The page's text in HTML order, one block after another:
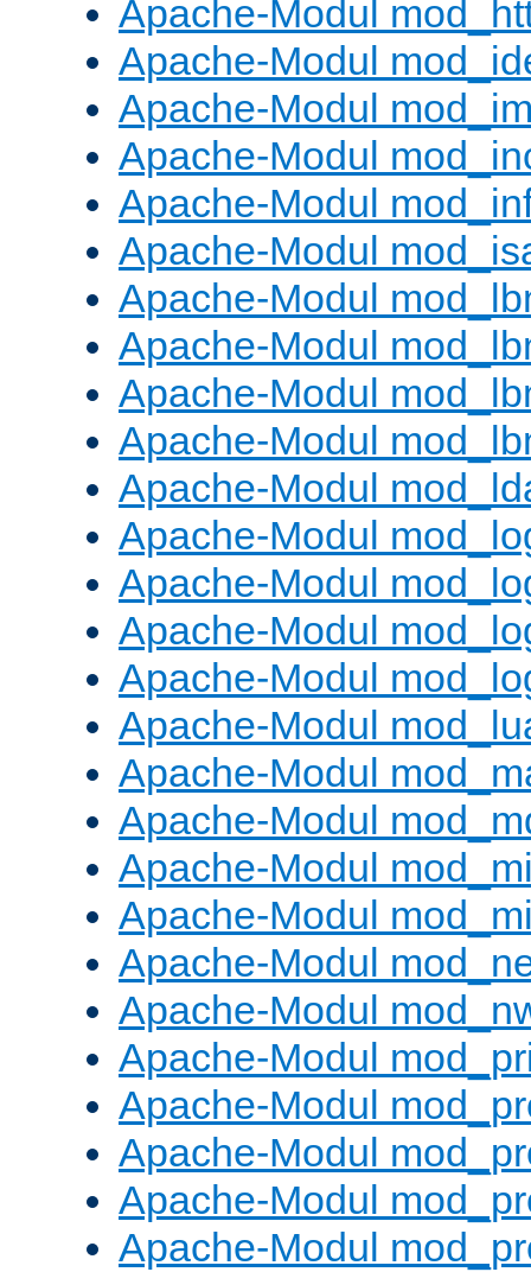
Apache-Modul
Apache-Modul
Apache-Modul
Apache-Modul
Apache-Modul
Apache-Modul
Apache-Modul
Apache-Modul
Apache-Modul
Apache-Modul
Apache-Modul
Apache-Modul
Apache-Modul
Apache-Modul
Apache-Modul
Apache-Modul
Apache-Modul
Apache-Modul
Apache-Modul
Apache-Modul
Apache-Modul
Apache-Modul
Apache-Modul
Apache-Modul
Apache-Modul
Apache-Modul
Apache-Modul